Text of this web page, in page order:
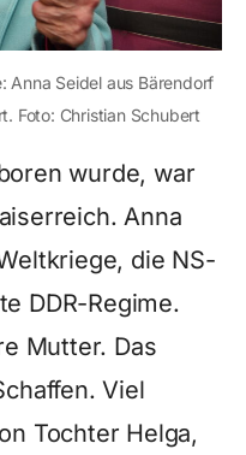
Anna Seidel aus Bärendorf
Foto: Christian Schubert
wurde, war
Anna
die NS-
DDR-Regime.
Mutter. Das
Viel
Tochter Helga,